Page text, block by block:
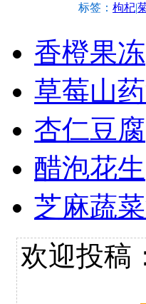
标签： 枸杞|
香橙果冻
草莓山
杏仁豆腐
醋泡花生
芝麻蔬
欢迎投稿